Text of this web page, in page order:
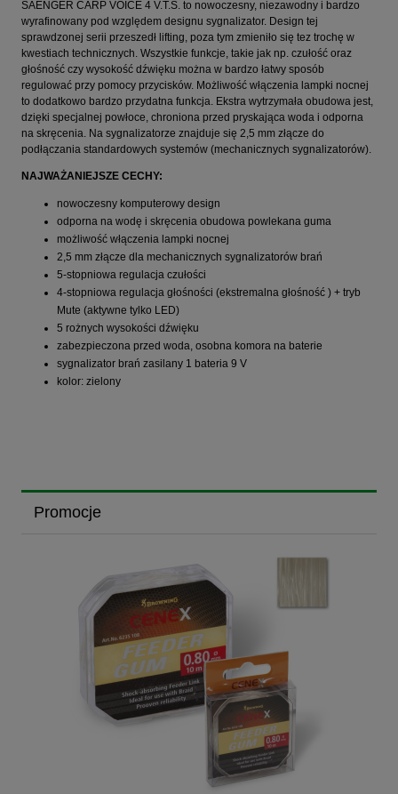
SAENGER CARP VOICE 4 V.T.S. to nowoczesny, niezawodny i bardzo
wyrafinowany pod względem designu sygnalizator. Design tej
sprawdzonej serii przeszedł lifting, poza tym zmieniło się tez trochę w
kwestiach technicznych. Wszystkie funkcje, takie jak np. czułość oraz
głośność czy wysokość dźwięku można w bardzo łatwy sposób
regulować przy pomocy przycisków. Możliwość włączenia lampki nocnej
to dodatkowo bardzo przydatna funkcja. Ekstra wytrzymała obudowa jest,
dzięki specjalnej powłoce, chroniona przed pryskająca woda i odporna
na skręcenia. Na sygnalizatorze znajduje się 2,5 mm złącze do
podłączania standardowych systemów (mechanicznych sygnalizatorów).
NAJWAŻANIEJSZE CECHY:
nowoczesny komputerowy design
odporna na wodę i skręcenia obudowa powlekana guma
możliwość włączenia lampki nocnej
2,5 mm złącze dla mechanicznych sygnalizatorów brań
5-stopniowa regulacja czułości
4-stopniowa regulacja głośności (ekstremalna głośność ) + tryb
Mute (aktywne tylko LED)
5 rożnych wysokości dźwięku
zabezpieczona przed woda, osobna komora na baterie
sygnalizator brań zasilany 1 bateria 9 V
kolor: zielony
Promocje